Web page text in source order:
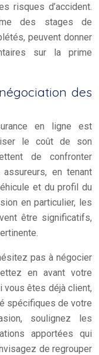
risques d’accident.
des stages de
peuvent donner
sur la prime
des
en ligne est
le coût de son
de confronter
en tenant
et du profil du
en particulier, les
être significatifs,
pas à négocier
en avant votre
êtes déjà client,
spécifiques de votre
soulignez les
apportées qui
de regrouper